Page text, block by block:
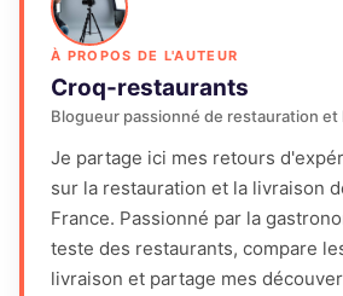
À PROPOS DE L'AUTEUR
Croq-restaurants
Blogueur passionné de restauration et
Je partage ici mes retours
sur la restauration et la livraison
France. Passionné par la
teste des restaurants, compare
livraison et partage mes